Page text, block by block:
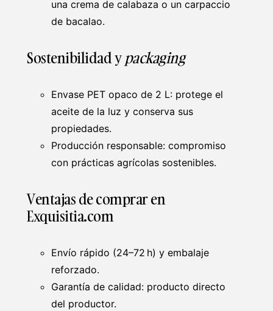
una crema de calabaza o un carpaccio
de bacalao.
Sostenibilidad ypackaging
Envase PET opaco de 2 L: protege el
aceite de la luz y conserva sus
propiedades.
Producción responsable: compromiso
con prácticas agrícolas sostenibles.
Ventajas de comprar en
Exquisitia.com
Envío rápido (24–72 h) y embalaje
reforzado.
Garantía de calidad: producto directo
del productor.